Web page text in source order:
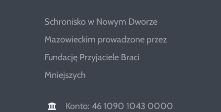
Schronisko w Nowym Dworze
Mazowieckim prowadzone przez
Fundację Przyjaciele Braci
Mniejszych
Konto: 46 1090 1043 0000